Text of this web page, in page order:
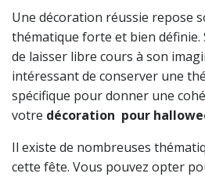
Une décoration réussie repose
thématique forte et bien définie.
de laisser libre cours à son
intéressant de conserver une
spécifique pour donner une
votre décoration pour
Il existe de nombreuses
cette fête. Vous pouvez opter